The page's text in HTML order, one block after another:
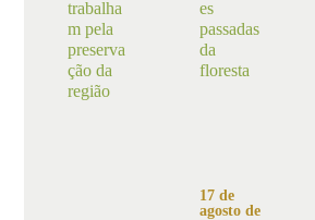
trabalha
m pela
preserva
ção da
região
es
passadas
da
floresta
17 de
agosto de